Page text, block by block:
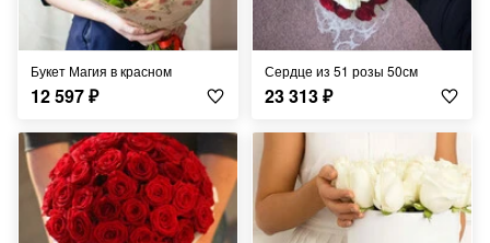
Букет Магия в красном
12 597₽
Сердце из 51 розы 50см
23 313₽